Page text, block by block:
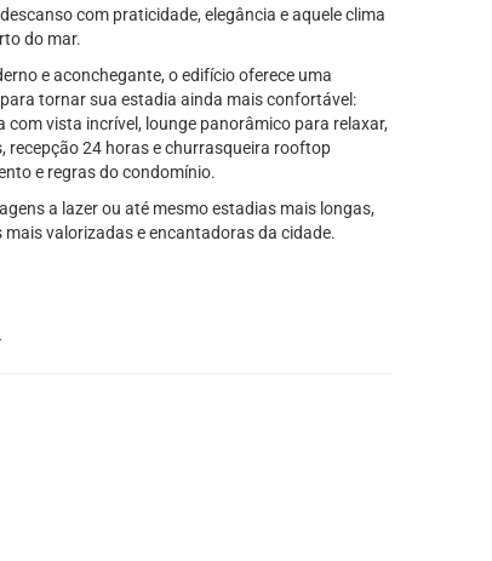
com praticidade, elegância e aquele clima
do mar.
e aconchegante, o edifício oferece uma
tornar sua estadia ainda mais confortável:
com vista incrível, lounge panorâmico para relaxar,
recepção 24 horas e churrasqueira rooftop
e regras do condomínio.
a lazer ou até mesmo estadias mais longas,
mais valorizadas e encantadoras da cidade.